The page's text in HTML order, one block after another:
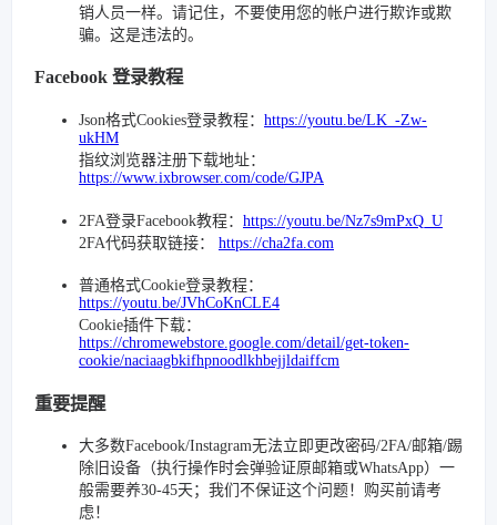
销人员一样。请记住，不要使用您的帐户进行欺诈或欺
骗。这是违法的。
Facebook 登录教程
Json格式Cookies登录教程： https://youtu.be/LK_-Zw-
ukHM
指纹浏览器注册下载地址：
https://www.ixbrowser.com/code/GJPA
2FA登录Facebook教程： https://youtu.be/Nz7s9mPxQ_U
2FA代码获取链接： https://cha2fa.com
普通格式Cookie登录教程：
https://youtu.be/JVhCoKnCLE4
Cookie插件下载：
https://chromewebstore.google.com/detail/get-token-
cookie/naciaagbkifhpnoodlkhbejjldaiffcm
重要提醒
大多数Facebook/Instagram无法立即更改密码/2FA/邮箱/踢
除旧设备（执行操作时会弹验证原邮箱或WhatsApp）一
般需要养30-45天；我们不保证这个问题！购买前请考
虑！